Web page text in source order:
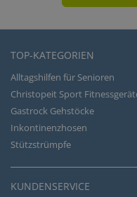
TOP-KATEGORIEN
Alltagshilfen für Senioren
Christopeit Sport
Gastrock Gehstöcke
Inkontinenzhosen
Stützstrümpfe
KUNDENSERVICE